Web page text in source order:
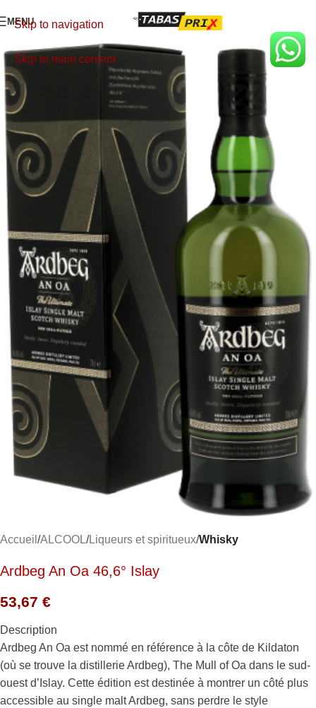
Skip to navigation
Skip to main content
MENU
Accueil ALCOOL Liqueurs et spiritueux Whisky
Ardbeg An Oa 46,6° Islay
53,67 €
Description
Ardbeg An Oa est nommé en référence à la côte de Kildaton
(où se trouve la distillerie Ardbeg), The Mull of Oa dans le sud-
ouest d’Islay. Cette édition est destinée à montrer un côté plus
accessible au single malt Ardbeg, sans perdre le style